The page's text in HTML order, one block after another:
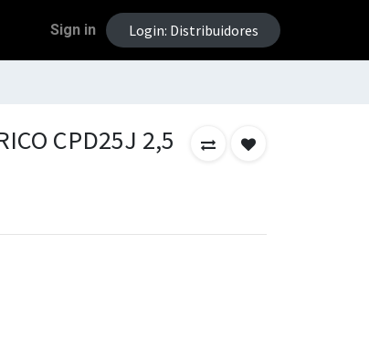
Sign in Login: Distribuidores
CPD25J 2,5